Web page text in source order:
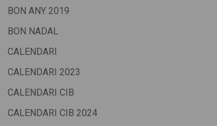
BON ANY 2019
BON NADAL
CALENDARI
CALENDARI 2023
CALENDARI CIB
CALENDARI CIB 2024